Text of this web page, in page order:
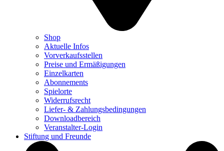
Shop
Aktuelle Infos
Vorverkaufsstellen
Preise und Ermäßigungen
Einzelkarten
Abonnements
Spielorte
Widerrufsrecht
Liefer- & Zahlungsbedingungen
Downloadbereich
Veranstalter-Login
Stiftung und Freunde